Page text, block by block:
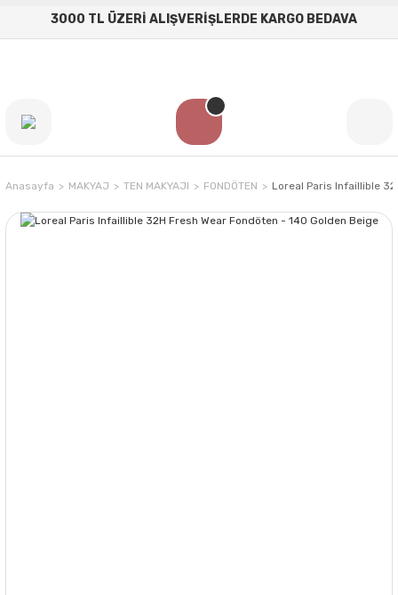
3000 TL ÜZERİ ALIŞVERİŞLERDE KARGO BEDAVA
Anasayfa MAKYAJ TEN MAKYAJI FONDÖTEN Loreal Paris Infaillible